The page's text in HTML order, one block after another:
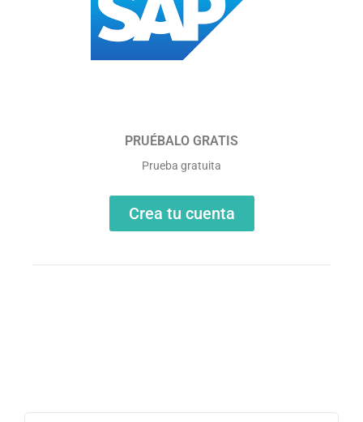
PRUÉBALO GRATIS
Prueba gratuita
Crea tu cuenta